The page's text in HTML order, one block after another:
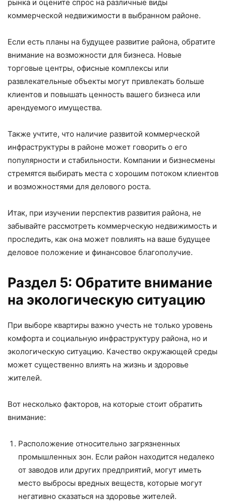
рынка и оцените спрос на различные виды
коммерческой недвижимости в выбранном районе.
Если есть планы на будущее развитие района, обратите
внимание на возможности для бизнеса. Новые
торговые центры, офисные комплексы или
развлекательные объекты могут привлекать больше
клиентов и повышать ценность вашего бизнеса или
арендуемого имущества.
Также учтите, что наличие развитой коммерческой
инфраструктуры в районе может говорить о его
популярности и стабильности. Компании и бизнесмены
стремятся выбирать места с хорошим потоком клиентов
и возможностями для делового роста.
Итак, при изучении перспектив развития района, не
забывайте рассмотреть коммерческую недвижимость и
проследить, как она может повлиять на ваше будущее
деловое положение и финансовое благополучие.
Раздел 5: Обратите внимание
на экологическую ситуацию
При выборе квартиры важно учесть не только уровень
комфорта и социальную инфраструктуру района, но и
экологическую ситуацию. Качество окружающей среды
может существенно влиять на жизнь и здоровье
жителей.
Вот несколько факторов, на которые стоит обратить
внимание:
Расположение относительно загрязненных
промышленных зон. Если район находится недалеко
от заводов или других предприятий, могут иметь
место выбросы вредных веществ, которые могут
негативно сказаться на здоровье жителей.